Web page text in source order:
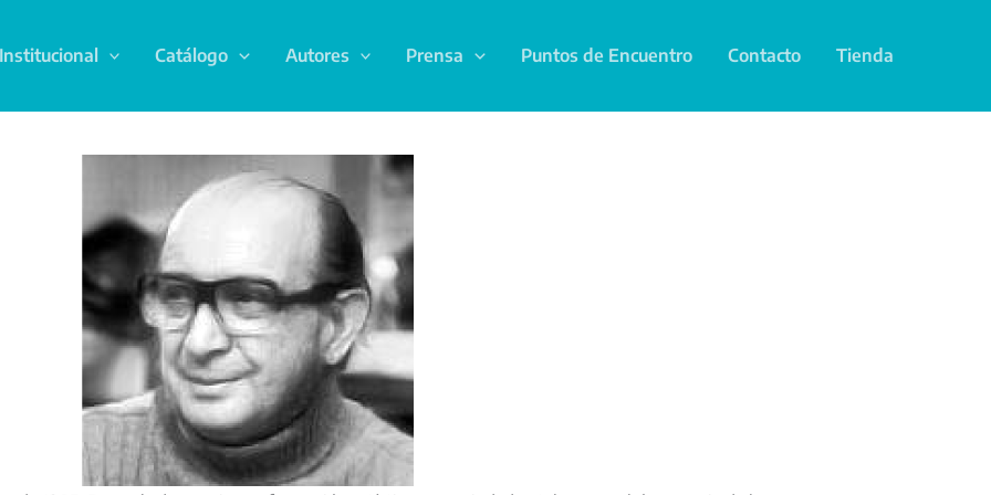
Institucional Catálogo Autores Prensa Puntos de Encuentro Contacto Tienda